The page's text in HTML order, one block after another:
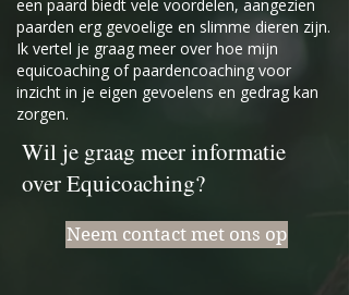
een paard biedt vele voordelen, aangezien
paarden erg gevoelige en slimme dieren zijn.
Ik vertel je graag meer over hoe mijn
equicoaching of paardencoaching voor
inzicht in je eigen gevoelens en gedrag kan
zorgen.
Wil je graag meer informatie
over Equicoaching?
Neem contact met ons op